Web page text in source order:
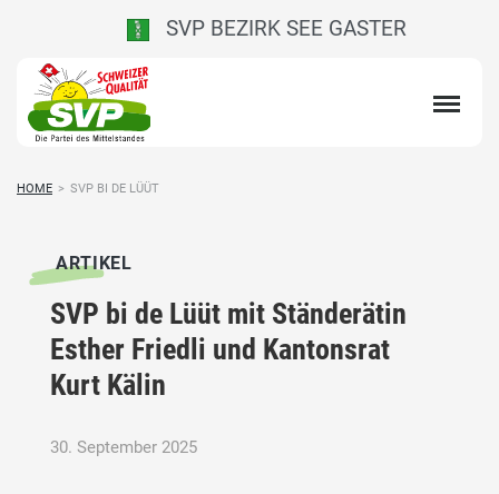
SVP BEZIRK SEE GASTER
HOME > SVP BI DE LÜÜT
ARTIKEL
SVP bi de Lüüt mit Ständerätin
Esther Friedli und Kantonsrat
Kurt Kälin
30. September 2025